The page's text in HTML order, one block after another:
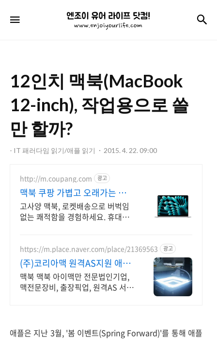
엔
조
어
라
이
닷
12인치 맥북(MacBook
12-inch), 작업용으로 쓸
만 할까?
- IT 패러다임 읽기/애플 읽기 2015. 4. 22. 09:00
http://m.coupang.com 광고
맥북 쿠팡 가볍고 오래가는 배
터리
고사양 맥북, 로켓배송으로 버벅임
없는 쾌적함을 경험하세요. 휴대성
https://m.place.naver.com/place/21369563 광고
(주)코리아맥 원격AS지원 애플
정식자격보유 신속출장점검
맥북 맥북 아이맥만 전문법인기업,
맥전문장비, 출장픽업, 원격AS 서
애플은 지난 3월, '봄 이벤트(Spring Forward)'를 통해 애플